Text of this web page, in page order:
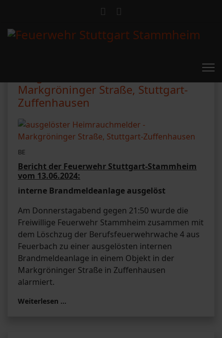
Markgröninger Straße, Stuttgart-
Zuffenhausen
BE
Bericht der Feuerwehr Stuttgart-Stammheim
vom 13.06.2024:
interne Brandmeldeanlage ausgelöst
Am Donnerstagabend gegen 21:50 wurde die
Freiwillige Feuerwehr Stammheim zusammen mit
dem Löschzug der Berufsfeuerwehrwache 4 aus
Feuerbach zu einer ausgelösten internen
Brandmeldeanlage in einem Objekt in der
Markgröninger Straße in Zuffenhausen
alarmiert.
Weiterlesen …